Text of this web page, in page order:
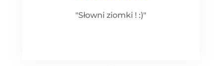
"Słowni ziomki ! :)"